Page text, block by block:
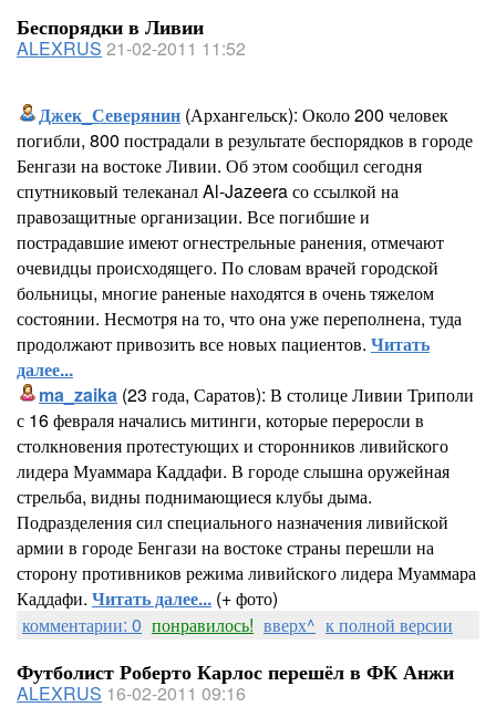
Беспорядки в Ливии
ALEXRUS 21-02-2011 11:52
Джек_Северянин (Архангельск): Около 200 человек
погибли, 800 пострадали в результате беспорядков в городе
Бенгази на востоке Ливии. Об этом сообщил сегодня
спутниковый телеканал Al-Jazeera со ссылкой на
правозащитные организации. Все погибшие и
пострадавшие имеют огнестрельные ранения, отмечают
очевидцы происходящего. По словам врачей городской
больницы, многие раненые находятся в очень тяжелом
состоянии. Несмотря на то, что она уже переполнена, туда
продолжают привозить все новых пациентов. Читать
далее...
ma_zaika (23 года, Саратов): В столице Ливии Триполи
с 16 февраля начались митинги, которые переросли в
столкновения протестующих и сторонников ливийского
лидера Муаммара Каддафи. В городе слышна оружейная
стрельба, видны поднимающиеся клубы дыма.
Подразделения сил специального назначения ливийской
армии в городе Бенгази на востоке страны перешли на
сторону противников режима ливийского лидера Муаммара
Каддафи. Читать далее... (+ фото)
комментарии: 0 понравилось! вверх^ к полной версии
Футболист Роберто Карлос перешёл в ФК Анжи
ALEXRUS 16-02-2011 09:16